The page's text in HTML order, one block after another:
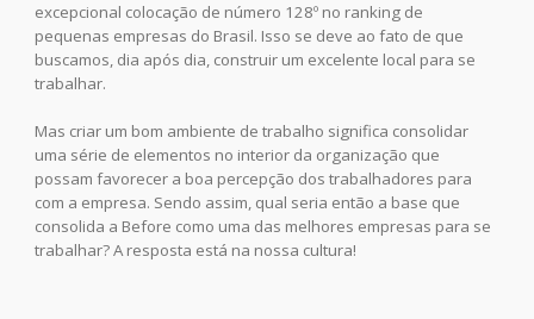
excepcional colocação de número 128º no ranking de
pequenas empresas do Brasil. Isso se deve ao fato de que
buscamos, dia após dia, construir um excelente local para se
trabalhar.
Mas criar um bom ambiente de trabalho significa consolidar
uma série de elementos no interior da organização que
possam favorecer a boa percepção dos trabalhadores para
com a empresa. Sendo assim, qual seria então a base que
consolida a Before como uma das melhores empresas para se
trabalhar? A resposta está na nossa cultura!